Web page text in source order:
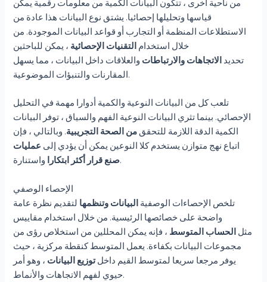
من ناحية أخرى ، تتكون البيانات الكمية من معلومات رقمية يمكن
قياسها وتحليلها إحصائيا. يشتق نوع البيانات هذا عادة من
الاستطلاعات المنظمة أو التجارب أو قواعد البيانات الموجودة. من
خلال استخدام التقنيات الإحصائية ، يمكن للباحثين
تحديد الاتجاهات والارتباطات والعلاقات داخل البيانات ، مما يسهل
المقارنات والتنبؤات الموضوعية.
تلعب كل من البيانات النوعية والكمية أدوارا مهمة في التحليل
الإحصائي. بينما تثري البيانات النوعية الفهم والسياق ، توفر البيانات
الكمية الدقة اللازمة للتحققمن الصحة التجريبية. وبالتالي ، فإن
اتباع نهج متوازن يستخدم كلا النوعين يمكن أن يؤدي إلى عمليات
صنع قرار أكثر ابتكاراواستنارة.
الإحصاء الوصفي
تلخص الإحصاءات الوصفية البيانات وتنظمها لتقديم نظرة عامة
واضحة على خصائصها الرئيسية. من خلال استخدام مقاييس
مثل الحساب المتوسط ، فإنه يمكن المحللين من استخلاص رؤى من
مجموعات البيانات بكفاءة. يعمل المتوسط كنقطة مركزية ، حيث
يوفر مرجعا سريعا لمتوسط القيم داخلتوزيع البيانات ، وهو أمر
حيوي لفهم الاتجاهات والأنماط.